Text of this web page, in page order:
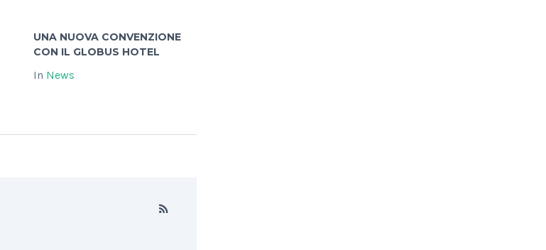
UNA NUOVA CONVENZIONE
CON IL GLOBUS HOTEL
In News